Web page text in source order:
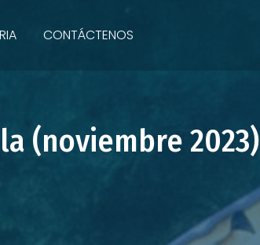
CONTÁCTENOS
(noviembre 2023)